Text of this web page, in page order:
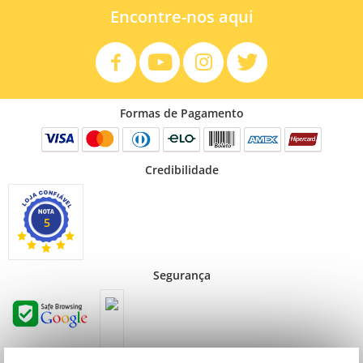
Encontre-nos aqui
Formas de Pagamento
Credibilidade
5
Segurança